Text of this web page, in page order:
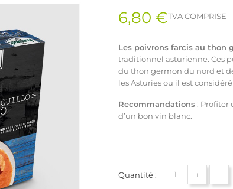
6,80 €TVA COMPRISE
Les poivrons farcis au thon
traditionnel asturienne. Ces
du thon germon du nord et
les Asturies ou il est
Recommandations: Profiter
d’un bon vin blanc.
Quantité : + -